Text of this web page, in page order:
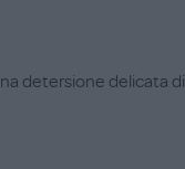
detersione delicata di